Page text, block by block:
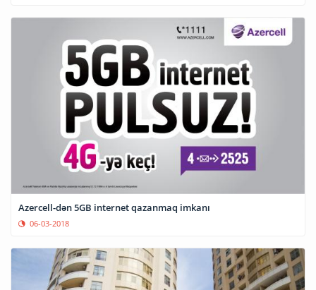
Azercell-dən 5GB internet qazanmaq imkanı
06-03-2018